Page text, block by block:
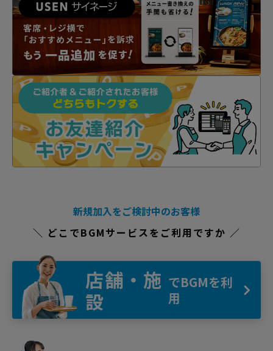
新規加入をご検討中のお客様
＼ どこでBGMサービスをご利用ですか ／
店舗・施
設
でBGMを利
用